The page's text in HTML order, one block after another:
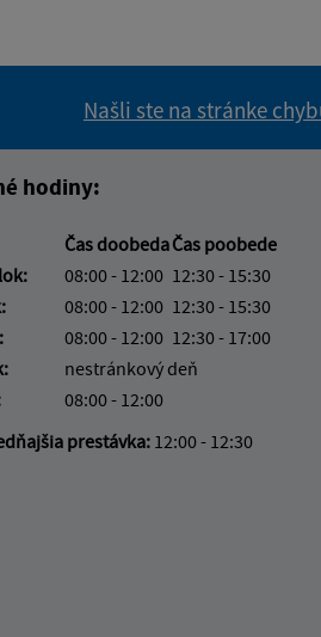
Našli ste na stránke
hodiny:
Čas doobedaČas poobede
08:00 - 12:00 12:30 - 15:30
08:00 - 12:00 12:30 - 15:30
08:00 - 12:00 12:30 - 17:00
nestránkový deň
08:00 - 12:00
prestávka: 12:00 - 12:30